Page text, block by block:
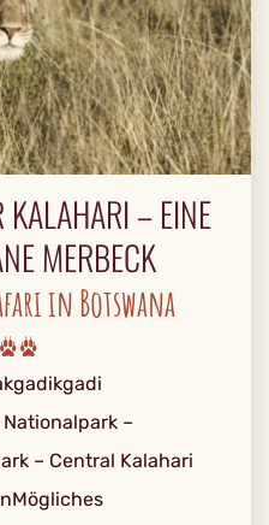
KALAHARI – EINE
MERBECK
in Botswana
–
– Central Kalahari